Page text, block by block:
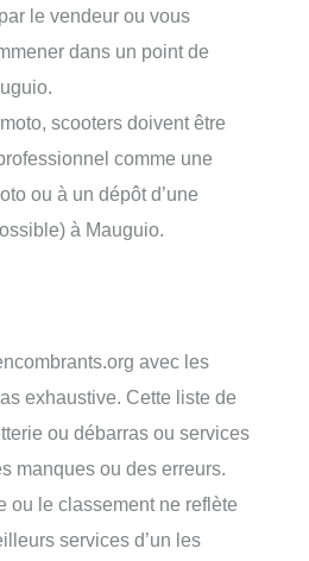
le vendeur ou vous
dans un point de
scooters doivent être
comme une
ou à un dépôt d’une
à Mauguio.
avec les
exhaustive. Cette liste de
ou débarras ou services
manques ou des erreurs.
ou le classement ne reflète
services d’un les